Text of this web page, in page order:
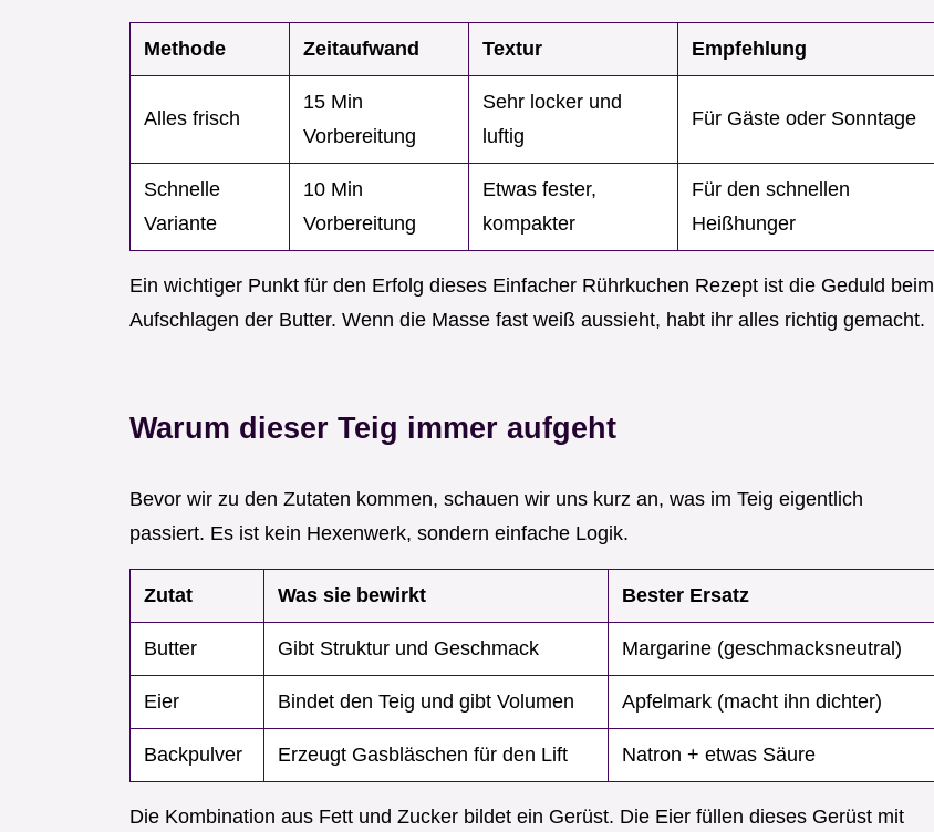
Methode Zeitaufwand Textur Empfehlung
Alles frisch
15 Min
Vorbereitung
Sehr locker und
luftig
Für Gäste oder Sonntage
Schnelle
Variante
10 Min
Vorbereitung
Etwas fester,
kompakter
Für den schnellen
Heißhunger
Ein wichtiger Punkt für den Erfolg dieses Einfacher Rührkuchen Rezept ist die Geduld beim
Aufschlagen der Butter. Wenn die Masse fast weiß aussieht, habt ihr alles richtig gemacht.
Warum dieser Teig immer aufgeht
Bevor wir zu den Zutaten kommen, schauen wir uns kurz an, was im Teig eigentlich
passiert. Es ist kein Hexenwerk, sondern einfache Logik.
Zutat Was sie bewirkt Bester Ersatz
Butter Gibt Struktur und Geschmack Margarine (geschmacksneutral)
Eier Bindet den Teig und gibt Volumen Apfelmark (macht ihn dichter)
Backpulver Erzeugt Gasbläschen für den Lift Natron + etwas Säure
Die Kombination aus Fett und Zucker bildet ein Gerüst. Die Eier füllen dieses Gerüst mit